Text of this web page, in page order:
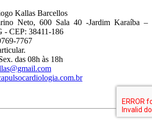
Kallas Barcellos
Neto, 600 Sala 40 -Jardim Karaíba –
- CEP: 38411-186
7767
das 08h às 18h